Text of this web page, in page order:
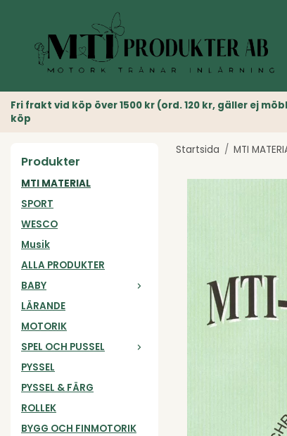
Fri frakt vid köp över 1500 kr (ord. 120 kr, gäller ej
köp
Produkter
MTI MATERIAL
SPORT
WESCO
Musik
ALLA PRODUKTER
BABY
LÄRANDE
MOTORIK
SPEL OCH PUSSEL
PYSSEL
PYSSEL & FÄRG
ROLLEK
BYGG OCH FINMOTORIK
Startsida / MTI